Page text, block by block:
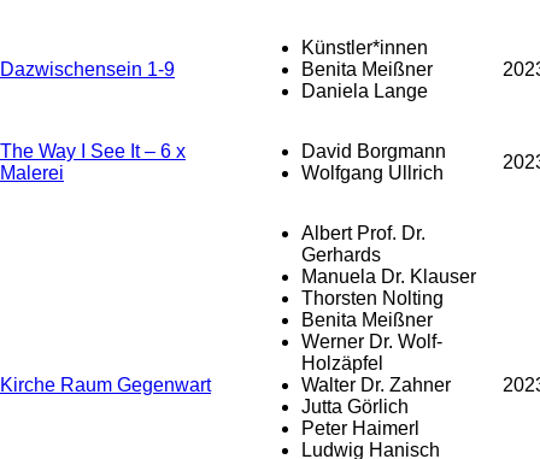
Dazwischensein 1-9
Künstler*innen
Benita Meißner
Daniela Lange
The Way I See It – 6 x
Malerei
David Borgmann
Wolfgang Ullrich
Kirche Raum Gegenwart
Albert Prof. Dr.
Gerhards
Manuela Dr. Klauser
Thorsten Nolting
Benita Meißner
Werner Dr. Wolf-
Holzäpfel
Walter Dr. Zahner
Jutta Görlich
Peter Haimerl
Ludwig Hanisch